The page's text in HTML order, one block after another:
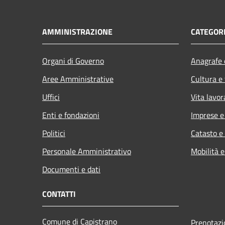
AMMINISTRAZIONE
Organi di Governo
Aree Amministrative
Uffici
Enti e fondazioni
Politici
Personale Amministrativo
Documenti e dati
Cultura
Vita
Imprese
Catasto
Mobilità
CONTATTI
Comune di Capistrano